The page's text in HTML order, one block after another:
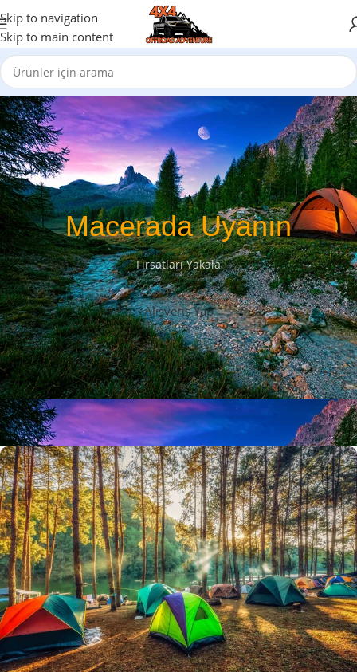
Skip to navigation
Skip to main content
Macerada Uyanın
Fırsatları Yakala
Alışveriş Yap